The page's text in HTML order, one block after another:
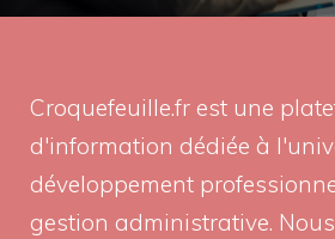
Croquefeuille.fr est une
d'information dédiée à
développement
gestion administrative.